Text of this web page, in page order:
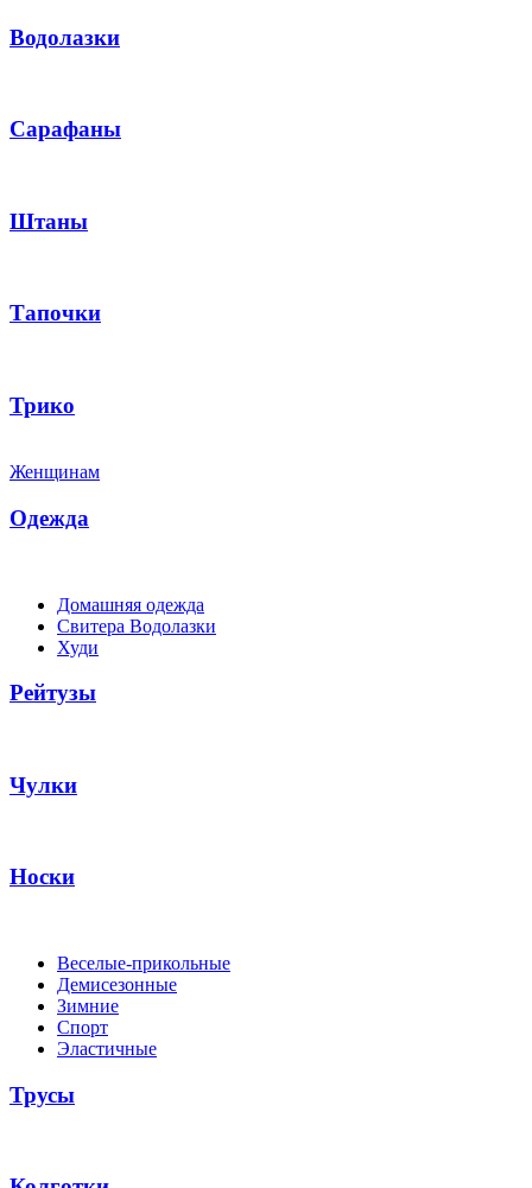
Водолазки
Сарафаны
Штаны
Тапочки
Трико
Женщинам
Одежда
Домашняя одежда
Свитера Водолазки
Худи
Рейтузы
Чулки
Носки
Веселые-прикольные
Демисезонные
Зимние
Спорт
Эластичные
Трусы